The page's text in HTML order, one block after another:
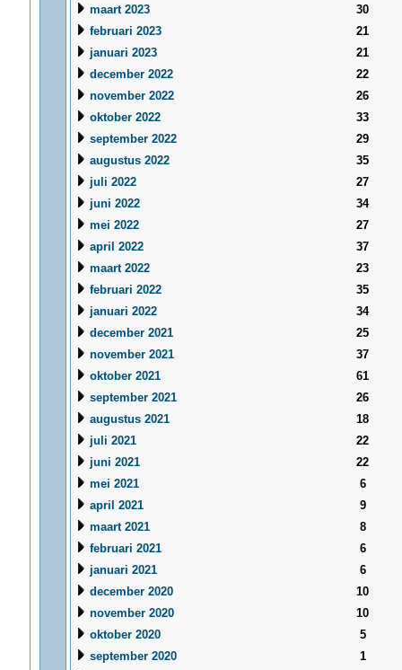
maart 2023
30
februari 2023
21
januari 2023
21
december 2022
22
november 2022
26
oktober 2022
33
september 2022
29
augustus 2022
35
juli 2022
27
juni 2022
34
mei 2022
27
april 2022
37
maart 2022
23
februari 2022
35
januari 2022
34
december 2021
25
november 2021
37
oktober 2021
61
september 2021
26
augustus 2021
18
juli 2021
22
juni 2021
22
mei 2021
6
april 2021
9
maart 2021
8
februari 2021
6
januari 2021
6
december 2020
10
november 2020
10
oktober 2020
5
september 2020
1